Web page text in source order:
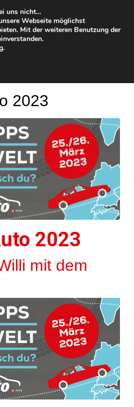
ChuriaAuto
2023
2023
mit dem
uns nicht…
Webseite möglichst
Mit der weiteren Benutzung der
.